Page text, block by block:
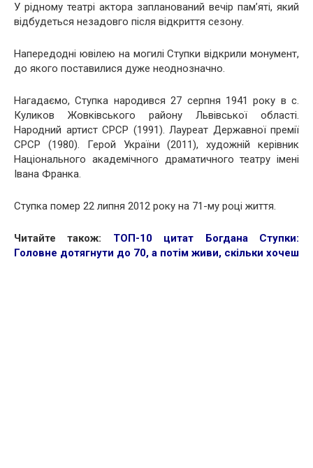
У рідному театрі актора запланований вечір пам’яті, який
відбудеться незадовго після відкриття сезону.
Напередодні ювілею на могилі Ступки відкрили монумент,
до якого поставилися дуже неоднозначно.
Нагадаємо, Ступка народився 27 серпня 1941 року в с.
Куликов Жовківського району Львівської області.
Народний артист СРСР (1991). Лауреат Державної премії
СРСР (1980). Герой України (2011), художній керівник
Національного академічного драматичного театру імені
Івана Франка.
Ступка помер 22 липня 2012 року на 71-му році життя.
Читайте також:
ТОП-10 цитат Богдана Ступки:
Головне дотягнути до 70, а потім живи, скільки хочеш